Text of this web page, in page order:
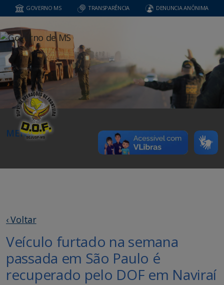
GOVERNO MS TRANSPARÊNCIA DENUNCIA ANÔNIMA
MENU
‹ Voltar
Veículo furtado na semana
passada em São Paulo é
recuperado pelo DOF em Naviraí